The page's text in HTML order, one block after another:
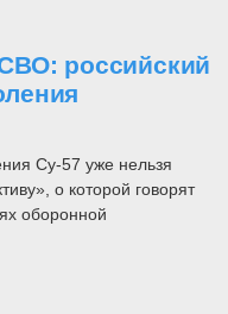
российский
Су-57 уже нельзя
о которой говорят
оборонной